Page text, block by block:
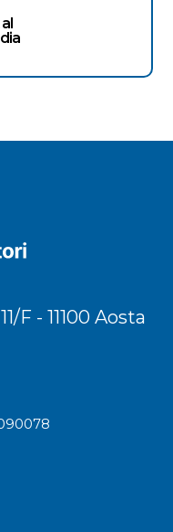
F - 11100 Aosta